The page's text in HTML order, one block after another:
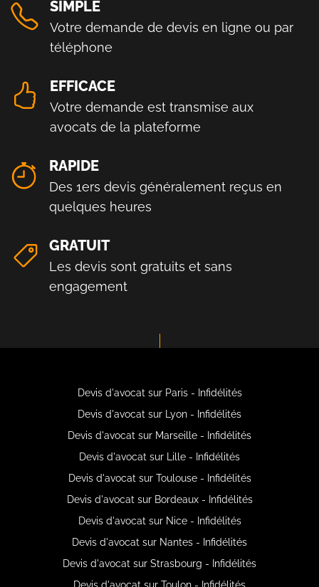
SIMPLE
Votre demande de devis en ligne ou par
téléphone
EFFICACE
Votre demande est transmise aux
avocats de la plateforme
RAPIDE
Des 1ers devis généralement reçus en
quelques heures
GRATUIT
Les devis sont gratuits et sans
engagement
Devis d'avocat sur Paris - Infidélités
Devis d'avocat sur Lyon - Infidélités
Devis d'avocat sur Marseille - Infidélités
Devis d'avocat sur Lille - Infidélités
Devis d'avocat sur Toulouse - Infidélités
Devis d'avocat sur Bordeaux - Infidélités
Devis d'avocat sur Nice - Infidélités
Devis d'avocat sur Nantes - Infidélités
Devis d'avocat sur Strasbourg - Infidélités